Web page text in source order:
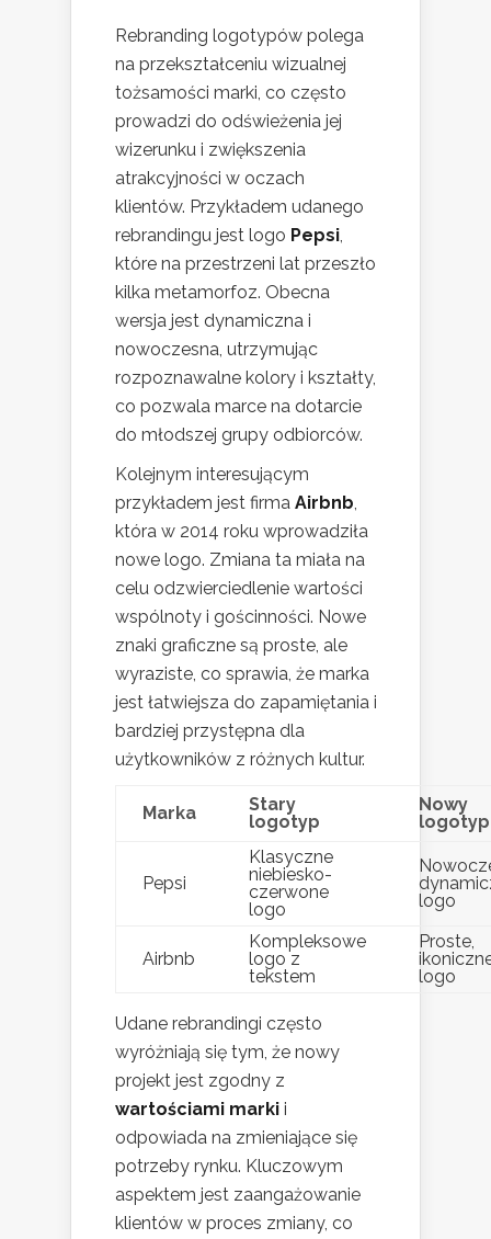
Rebranding logotypów polega
na przekształceniu wizualnej
tożsamości marki, co często
prowadzi do odświeżenia jej
wizerunku i zwiększenia
atrakcyjności w oczach
klientów. Przykładem udanego
rebrandingu jest logo Pepsi
które na przestrzeni lat przeszło
kilka metamorfoz. Obecna
wersja jest dynamiczna i
nowoczesna, utrzymując
rozpoznawalne kolory i kształty,
co pozwala marce na dotarcie
do młodszej grupy odbiorców.
Kolejnym interesującym
przykładem jest firma Airbnb
która w 2014 roku wprowadziła
nowe logo. Zmiana ta miała na
celu odzwierciedlenie wartości
wspólnoty i gościnności. Nowe
znaki graficzne są proste, ale
wyraziste, co sprawia, że marka
jest łatwiejsza do zapamiętania i
bardziej przystępna dla
użytkowników z różnych kultur.
Marka
Stary
logotyp
Nowy
logotyp
Pepsi
Klasyczne
niebiesko-
czerwone
logo
logo
Airbnb
Kompleksowe
logo z
tekstem
Proste,
logo
Udane rebrandingi często
wyróżniają się tym, że nowy
projekt jest zgodny z
wartościami marki i
odpowiada na zmieniające się
potrzeby rynku. Kluczowym
aspektem jest zaangażowanie
klientów w proces zmiany, co